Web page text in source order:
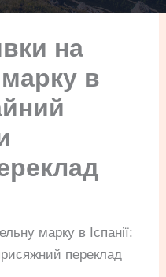
на
в
марку в Іспанії:
переклад